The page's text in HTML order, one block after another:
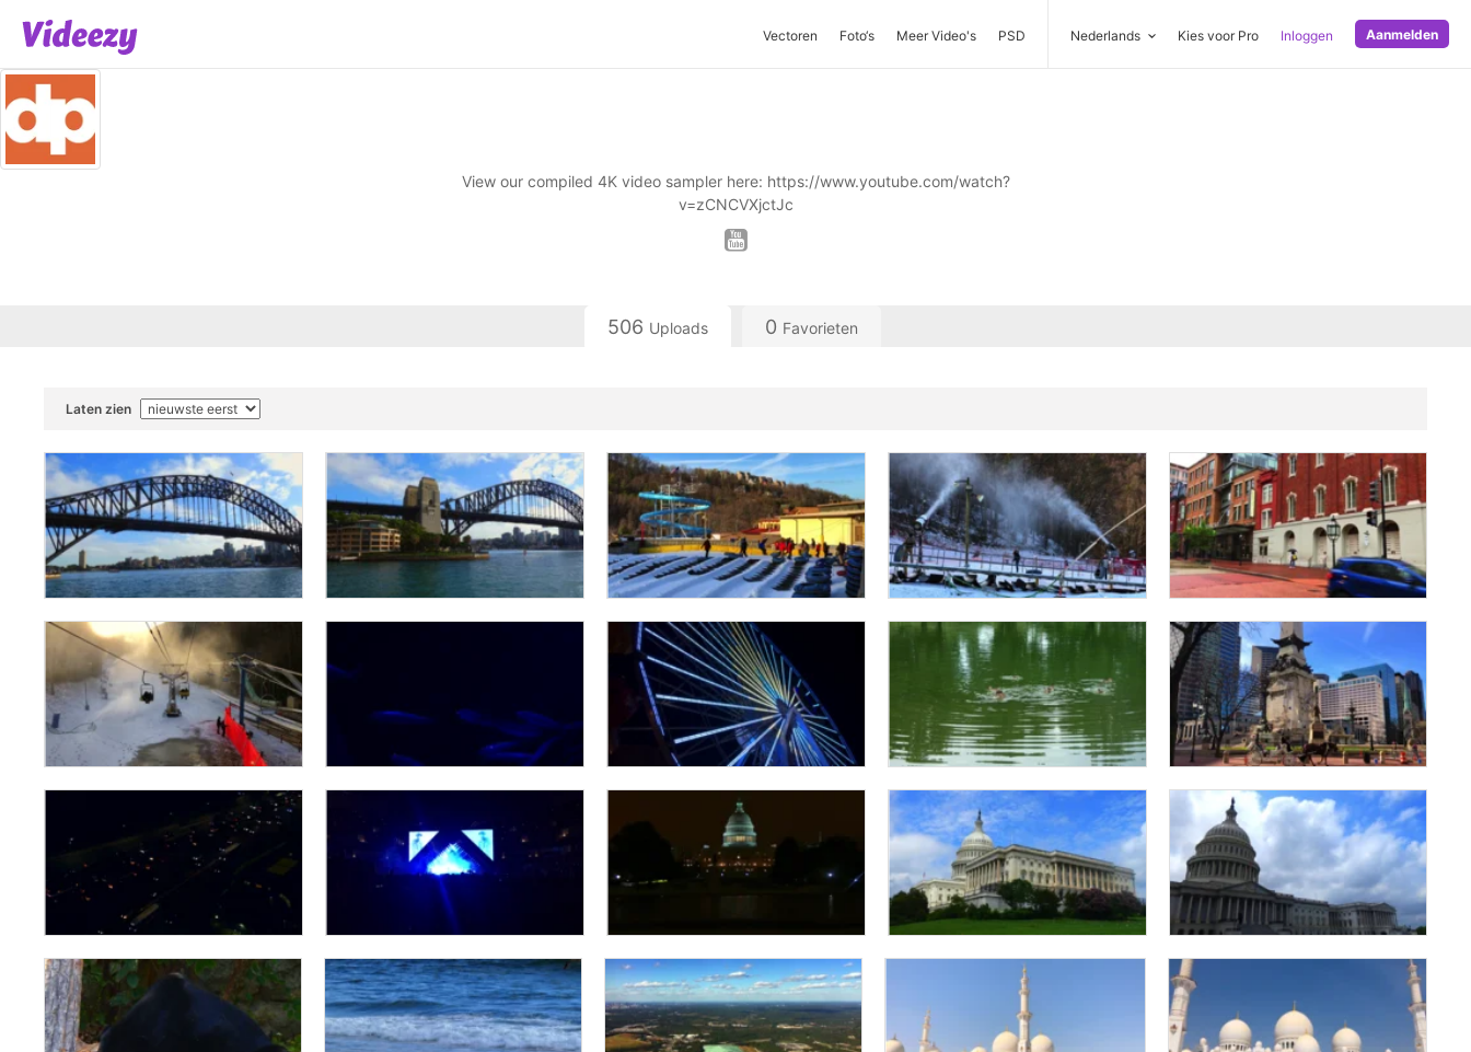
Vectoren Foto‘s Meer Video's PSD Nederlands Kies voor Pro Inloggen Aanmelden
View our compiled 4K video sampler here: https://www.youtube.com/watch?
v=zCNCVXjctJc
506 Uploads 0 Favorieten
Laten zien